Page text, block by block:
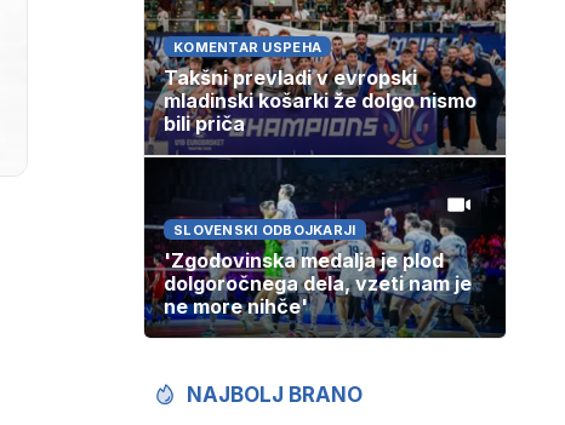
KOMENTAR USPEHA
Takšni prevladi v evropski
mladinski košarki že dolgo nismo
bili priča
SLOVENSKI ODBOJKARJI
'Zgodovinska medalja je plod
dolgoročnega dela, vzeti nam je
ne more nihče'
NAJBOLJ BRANO